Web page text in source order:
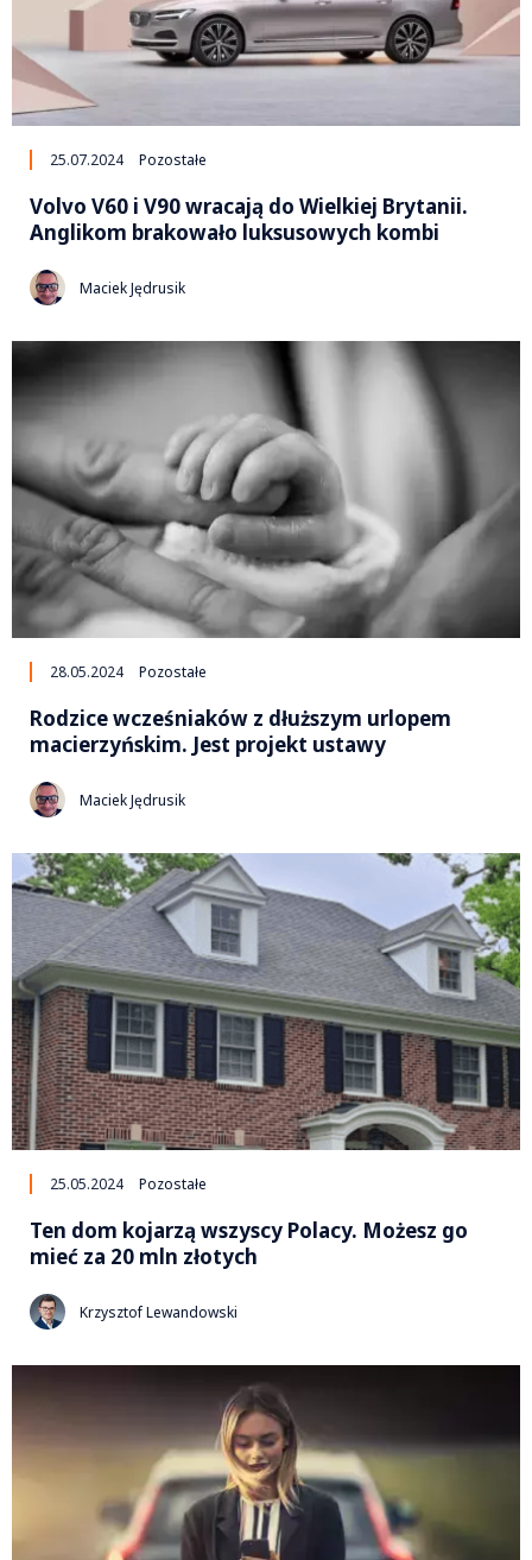
25.07.2024 Pozostałe
Volvo V60 i V90 wracają do Wielkiej Brytanii.
Anglikom brakowało luksusowych kombi
Maciek Jędrusik
28.05.2024 Pozostałe
Rodzice wcześniaków z dłuższym urlopem
macierzyńskim. Jest projekt ustawy
Maciek Jędrusik
25.05.2024 Pozostałe
Ten dom kojarzą wszyscy Polacy. Możesz go
mieć za 20 mln złotych
Krzysztof Lewandowski